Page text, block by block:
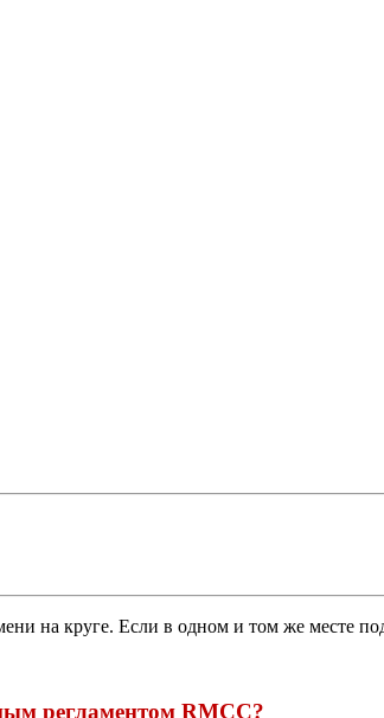
на круге. Если в одном и том же месте
регламентом RMCC?